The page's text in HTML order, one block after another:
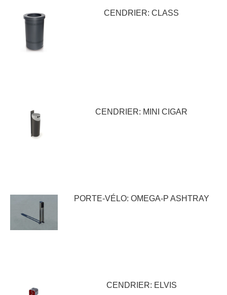
CENDRIER: CLASS
CENDRIER: MINI CIGAR
PORTE-VÉLO: OMEGA-P ASHTRAY
CENDRIER: ELVIS